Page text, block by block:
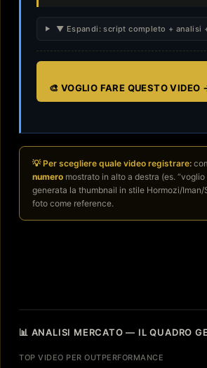
▼ Espandi: script completo + analisi
🎨 VOGLIO FARE QUESTO
💡 Per scegliere quale video registrare:
numero mostrato in alto a destra (es. “voglio
generata la thumbnail in stile Hormozi/
foto come reference.
📊 ANALISI MERCATO — IL QUADRO
TOP VIDEO PER OUTPERFORMANCE